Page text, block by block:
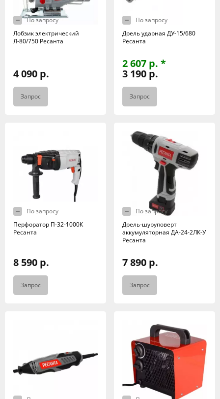
По запросу
Лобзик электрический
Л-80/750 Ресанта
4 090 р.
Запрос
По запросу
Дрель ударная ДУ-15/680
Ресанта
2 607 р. *
3 190 р.
Запрос
По запросу
Перфоратор П-32-1000К
Ресанта
8 590 р.
Запрос
По запросу
Дрель-шуруповерт
аккумуляторная ДА-24-2ЛК-У
Ресанта
7 890 р.
Запрос